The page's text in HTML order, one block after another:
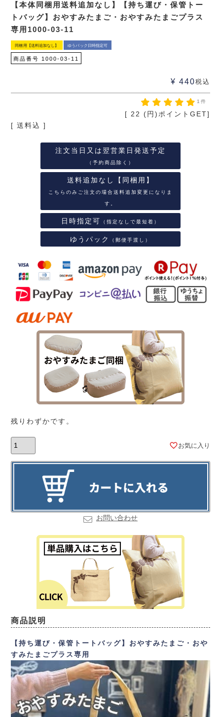
【本体同梱用送料追加なし】【持ち運び・保管トー
トバッグ】おやすみたまご・おやすみたまごプラス
専用1000-03-11
同梱用【送料追加なし】 ゆうパック日時指定可
商品番号 1000-03-11
¥ 440税込
1件
[ 22
(円)ポイントGET]
送料込
注文当日又は翌営業日発送予定
（予約商品除く）
送料追加なし【同梱用】
こちらのみご注文の場合送料追加変更になりま
す。
日時指定可 （指定なしで最短着）
ゆうパック （郵便手渡し）
残りわずかです。
お気に入り
お問い合わせ
商品説明
【持ち運び・保管トートバッグ】おやすみたまご・おや
すみたまごプラス専用